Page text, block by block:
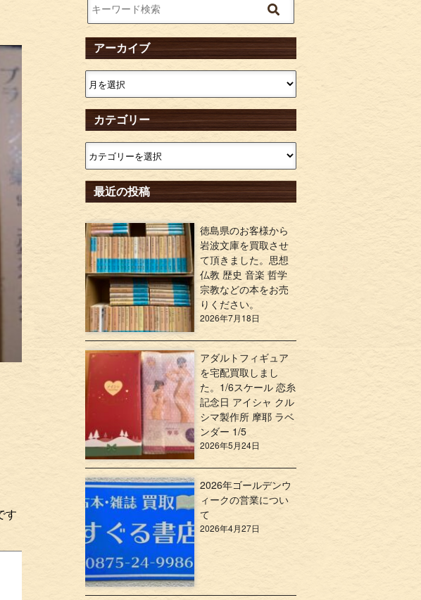
す
アーカイブ
カテゴリー
最近の投稿
徳島県のお客様から
岩波文庫を買取させ
て頂きました。思想
仏教 歴史 音楽 哲学
宗教などの本をお売
りください。
2026年7月18日
アダルトフィギュア
を宅配買取しまし
た。1/6スケール 恋糸
記念日 アイシャ クル
シマ製作所 摩耶 ラベ
ンダー 1/5
2026年5月24日
2026年ゴールデンウ
ィークの営業につい
て
2026年4月27日